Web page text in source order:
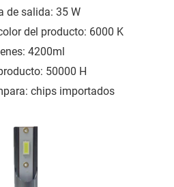
de salida: 35 W
del producto: 6000 K
4200ml
50000 H
chips importados